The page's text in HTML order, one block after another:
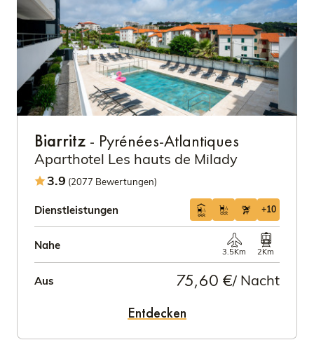
Biarritz - Pyrénées-Atlantiques
Aparthotel Les hauts de Milady
3.9 (2077 Bewertungen)
Dienstleistungen +10
Nahe
3.5Km 2Km
Aus 75,60 €/ Nacht
Entdecken